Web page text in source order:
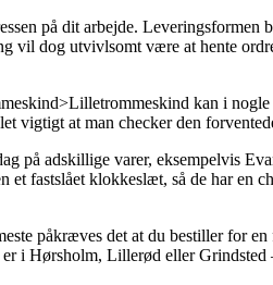
på dit arbejde.
vil dog utvivlsomt være at hente
kan i
vigtigt at man checker den
på adskillige varer, eksempelvis
et fastslået klokkeslæt, så de har en
påkræves det at du bestiller for
i Hørsholm, Lillerød eller